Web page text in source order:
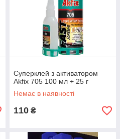
Суперклей з активатором
Akfix 705 100 мл + 25 г
Немає в наявності
110 ₴